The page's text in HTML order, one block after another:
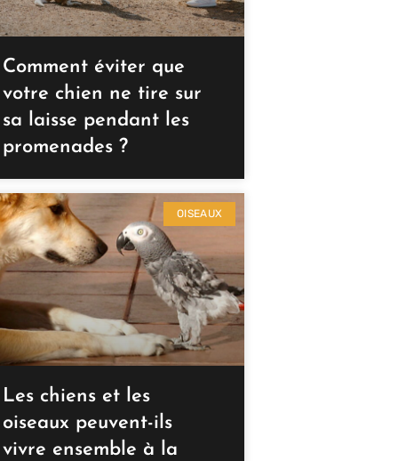
Comment éviter que
votre chien ne tire sur
sa laisse pendant les
promenades ?
OISEAUX
Les chiens et les
oiseaux peuvent-ils
vivre ensemble à la